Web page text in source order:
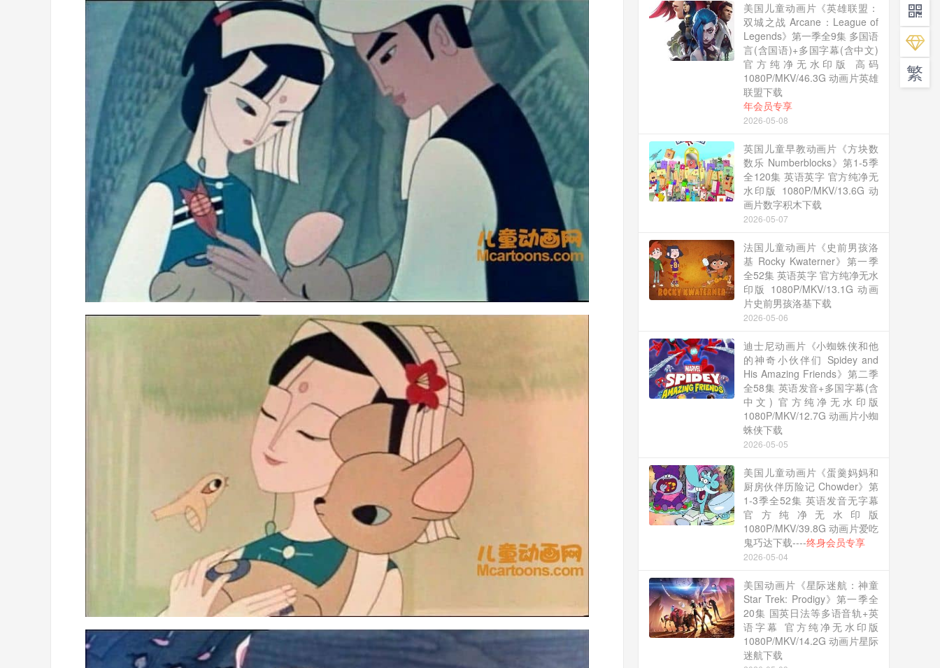
美国儿童动画片《英雄联盟：
双城之战 Arcane：League of
Legends》第一季全9集 多国语
言(含国语)+多国字幕(含中文)
官方纯净无水印版 高码
1080P/MKV/46.3G 动画片英雄
联盟下载
年会员专享
2026-05-08
英国儿童早教动画片《方块数
数乐 Numberblocks》第1-5季
全120集 英语英字 官方纯净无
水印版 1080P/MKV/13.6G 动
画片数字积木下载
2026-05-07
法国儿童动画片《史前男孩洛
基 Rocky Kwaterner》第一季
全52集 英语英字 官方纯净无水
印版 1080P/MKV/13.1G 动画
片史前男孩洛基下载
2026-05-06
迪士尼动画片《小蜘蛛侠和他
的神奇小伙伴们 Spidey and
His Amazing Friends》第二季
全58集 英语发音+多国字幕(含
中文) 官方纯净无水印版
1080P/MKV/12.7G 动画片小蜘
蛛侠下载
2026-05-05
美国儿童动画片《蛋羹妈妈和
厨房伙伴历险记 Chowder》第
1-3季全52集 英语发音无字幕
官方纯净无水印版
1080P/MKV/39.8G 动画片爱吃
鬼巧达下载----终身会员专享
2026-05-04
美国动画片《星际迷航：神童
Star Trek: Prodigy》第一季全
20集 国英日法等多语音轨+英
语字幕 官方纯净无水印版
1080P/MKV/14.2G 动画片星际
迷航下载
繁